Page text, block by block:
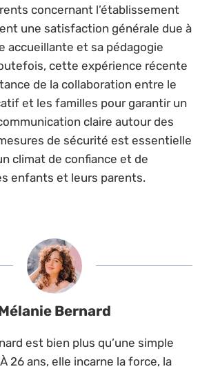
concernant l’établissement
une satisfaction générale due à
accueillante et sa pédagogie
cette expérience récente
de la collaboration entre le
et les familles pour garantir un
claire autour des
de sécurité est essentielle
climat de confiance et de
enfants et leurs parents.
Bernard
est bien plus qu’une simple
26 ans, elle incarne la force, la